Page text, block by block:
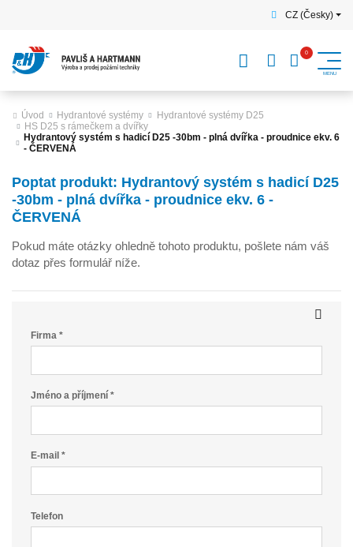
CZ (Česky)
Úvod Hydrantové systémy
Hydrantové systémy D25
HS D25 s rámečkem a dvířky
Hydrantový systém s hadicí D25 -30bm - plná dvířka - proudnice ekv. 6
- ČERVENÁ
Poptat produkt: Hydrantový systém s hadicí D25
-30bm - plná dvířka - proudnice ekv. 6 -
ČERVENÁ
Pokud máte otázky ohledně tohoto produktu, pošlete nám váš
dotaz přes formulář níže.
Firma *
Jméno a příjmení *
E-mail *
Telefon